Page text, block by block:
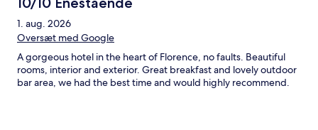
1. aug. 2026
Oversæt med Google
A gorgeous hotel in the heart of Florence, no faults. Beautiful
rooms, interior and exterior. Great breakfast and lovely outdoor
bar area, we had the best time and would highly recommend.